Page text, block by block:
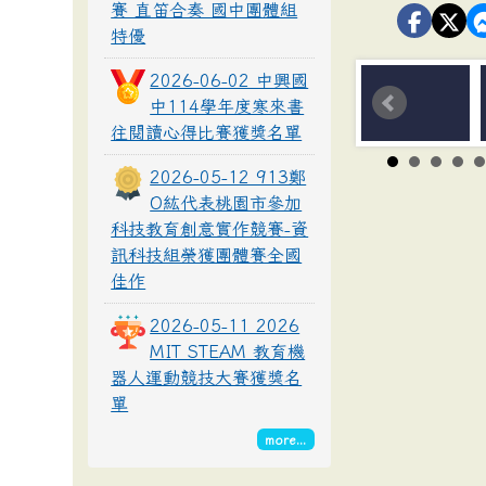
賽 直笛合奏 國中團體組
特優
2026-06-02 中興國
中114學年度寒來書
往閱讀心得比賽獲獎名單
2026-05-12 913鄭
O紘代表桃園市參加
科技教育創意實作競賽-資
訊科技組榮獲團體賽全國
佳作
2026-05-11 2026
MIT STEAM 教育機
器人運動競技大賽獲獎名
單
more...